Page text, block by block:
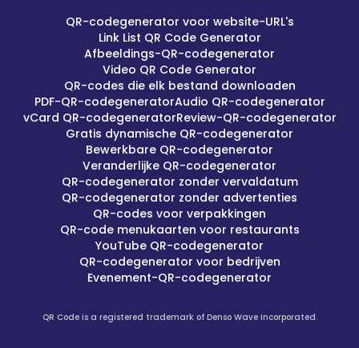
QR-codegenerator voor website-URL's
Link List QR Code Generator
Afbeeldings-QR-codegenerator
Video QR Code Generator
QR-codes die elk bestand downloaden
PDF-QR-codegeneratorAudio QR-codegenerator
vCard QR-codegeneratorReview-QR-codegenerator
Gratis dynamische QR-codegenerator
Bewerkbare QR-codegenerator
Veranderlijke QR-codegenerator
QR-codegenerator zonder vervaldatum
QR-codegenerator zonder advertenties
QR-codes voor verpakkingen
QR-code menukaarten voor restaurants
YouTube QR-codegenerator
QR-codegenerator voor bedrijven
Evenement-QR-codegenerator
QR Code is a registered trademark of Denso Wave Incorporated.